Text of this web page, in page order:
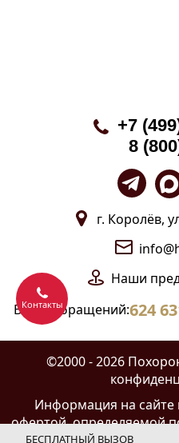
БЕСПЛАТНЫЙ ВЫЗОВ
+7
8
г. Королёв,
Наши
Всего обращений:624
©2000 - 2026
Информация на сайте
офертой, определяемой
Контакты